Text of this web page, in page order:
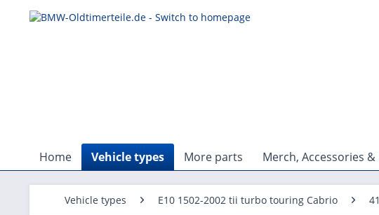
Home Vehicle types More parts Merch, Accessories &
Vehicle types E10 1502-2002 tii turbo touring Cabrio